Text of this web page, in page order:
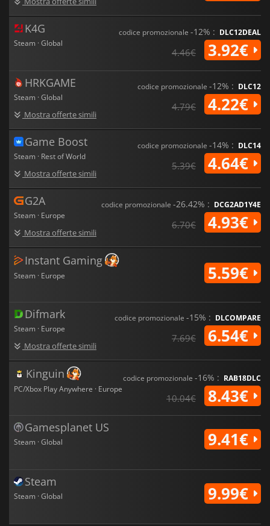
K4G
Steam · Global
codice promozionale -12% : DLC12DEAL
4.46€ 3.92€
HRKGAME
Steam · Global
Mostra offerte simili
codice promozionale -12% : DLC12
4.79€ 4.22€
Game Boost
Steam · Rest of World
Mostra offerte simili
codice promozionale -14% : DLC14
5.39€ 4.64€
G2A
Steam · Europe
Mostra offerte simili
codice promozionale -26.42% : DCG2AD1Y4E
6.70€ 4.93€
Instant Gaming
Steam · Europe 5.59€
Difmark
Steam · Europe
Mostra offerte simili
codice promozionale -15% : DLCOMPARE
7.69€ 6.54€
Kinguin
PC/Xbox Play Anywhere · Europe
codice promozionale -16% : RAB18DLC
10.04€ 8.43€
Gamesplanet US
Steam · Global 9.41€
Steam
Steam · Global 9.99€